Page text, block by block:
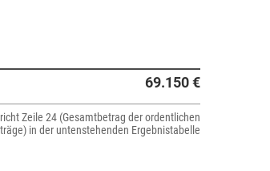
69.150 €
Zeile 24 (Gesamtbetrag der ordentlichen
in der untenstehenden Ergebnistabelle